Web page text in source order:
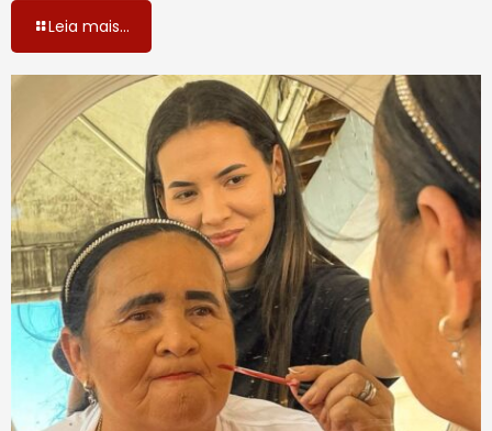
Leia mais...